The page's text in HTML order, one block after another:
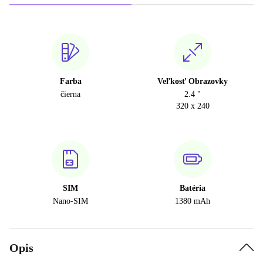
Farba
čierna
Veľkosť Obrazovky
2.4 "
320 x 240
SIM
Nano-SIM
Batéria
1380 mAh
Opis